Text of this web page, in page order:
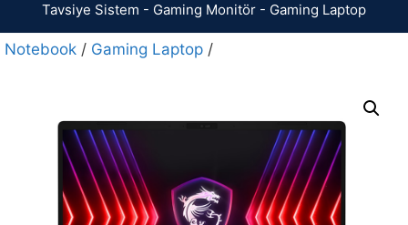
Tavsiye Sistem - Gaming Monitör - Gaming Laptop
Notebook / Gaming Laptop /